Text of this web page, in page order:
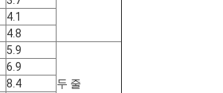
4.1
4.8
5.9
두 줄
6.9
8.4